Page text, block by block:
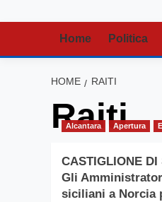
Home Politica
HOME RAITI
Raiti
Alcantara Apertura
CASTIGLIONE DI
Gli
siciliani a Norcia